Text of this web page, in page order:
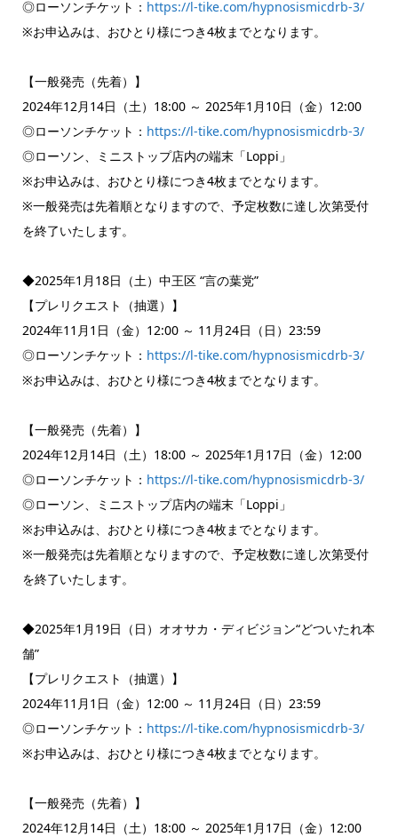
◎ローソンチケット： https://l-tike.com/hypnosismicdrb-3/
※お申込みは、おひとり様につき4枚までとなります。
【一般発売（先着）】
2024年12月14日（土）18:00 ～ 2025年1月10日（金）12:00
◎ローソンチケット： https://l-tike.com/hypnosismicdrb-3/
◎ローソン、ミニストップ店内の端末「Loppi」
※お申込みは、おひとり様につき4枚までとなります。
※一般発売は先着順となりますので、予定枚数に達し次第受付
を終了いたします。
◆2025年1月18日（土）中王区 “言の葉党”
【プレリクエスト（抽選）】
2024年11月1日（金）12:00 ～ 11月24日（日）23:59
◎ローソンチケット： https://l-tike.com/hypnosismicdrb-3/
※お申込みは、おひとり様につき4枚までとなります。
【一般発売（先着）】
2024年12月14日（土）18:00 ～ 2025年1月17日（金）12:00
◎ローソンチケット： https://l-tike.com/hypnosismicdrb-3/
◎ローソン、ミニストップ店内の端末「Loppi」
※お申込みは、おひとり様につき4枚までとなります。
※一般発売は先着順となりますので、予定枚数に達し次第受付
を終了いたします。
◆2025年1月19日（日）オオサカ・ディビジョン“どついたれ本
舗”
【プレリクエスト（抽選）】
2024年11月1日（金）12:00 ～ 11月24日（日）23:59
◎ローソンチケット： https://l-tike.com/hypnosismicdrb-3/
※お申込みは、おひとり様につき4枚までとなります。
【一般発売（先着）】
2024年12月14日（土）18:00 ～ 2025年1月17日（金）12:00